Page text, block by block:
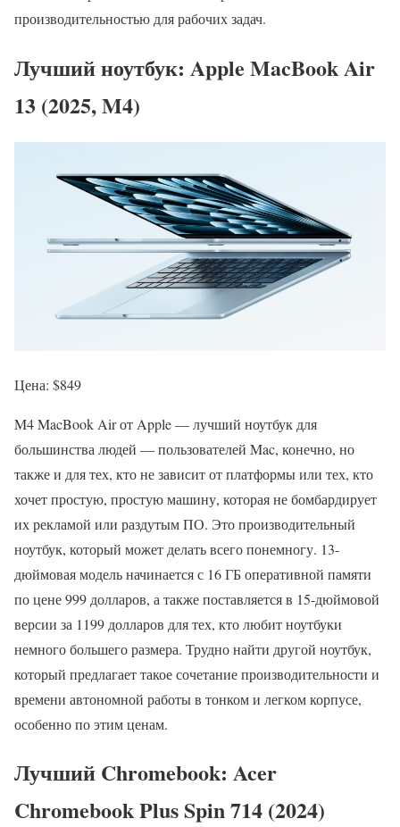
производительностью для рабочих задач.
Лучший ноутбук: Apple MacBook Air
13 (2025, M4)
Цена: $849
M4 MacBook Air от Apple — лучший ноутбук для
большинства людей — пользователей Mac, конечно, но
также и для тех, кто не зависит от платформы или тех, кто
хочет простую, простую машину, которая не бомбардирует
их рекламой или раздутым ПО. Это производительный
ноутбук, который может делать всего понемногу. 13-
дюймовая модель начинается с 16 ГБ оперативной памяти
по цене 999 долларов, а также поставляется в 15-дюймовой
версии за 1199 долларов для тех, кто любит ноутбуки
немного большего размера. Трудно найти другой ноутбук,
который предлагает такое сочетание производительности и
времени автономной работы в тонком и легком корпусе,
особенно по этим ценам.
Лучший Chromebook: Acer
Chromebook Plus Spin 714 (2024)